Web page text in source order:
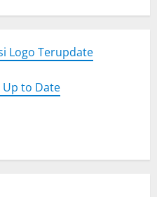
Logo Terupdate
Up to Date